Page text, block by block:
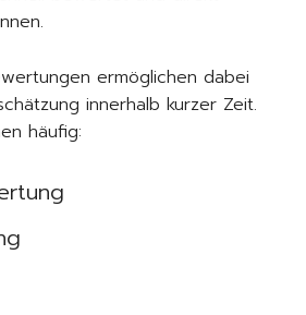
ermöglichen dabei
innerhalb kurzer Zeit.
häufig: